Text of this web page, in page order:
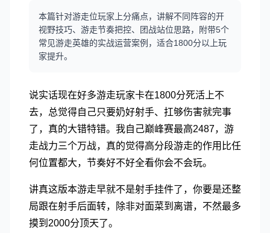
本篇针对游走位玩家上分痛点，讲解不同阵容的开
视野技巧、游走节奏把控、团战站位思路，附带5个
常见游走英雄的实战运营案例，适合1800分以上玩
家提升。
说实话现在好多游走玩家卡在1800分死活上不
去，总觉得自己只要奶好射手、扛够伤害就完事
了，真的大错特错。我自己巅峰赛最高2487，游
走战力三个万战，真的觉得高分段游走的作用比任
何位置都大，节奏好不好全看你会不会玩。
讲真这版本游走早就不是射手挂件了，你要是还整
局跟在射手后面转，除非对面菜到离谱，不然最多
摸到2000分顶天了。